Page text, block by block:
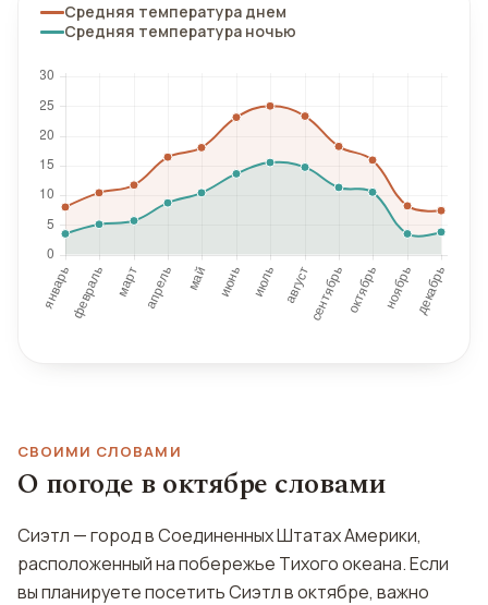
Средняя температура днем
Средняя температура ночью
СВОИМИ СЛОВАМИ
О погоде в октябре словами
Сиэтл — город в Соединенных Штатах Америки,
расположенный на побережье Тихого океана. Если
вы планируете посетить Сиэтл в октябре, важно